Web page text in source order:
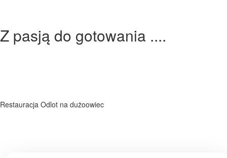
Z pasją do gotowania ....
Restauracja Odlot na dużoowiec